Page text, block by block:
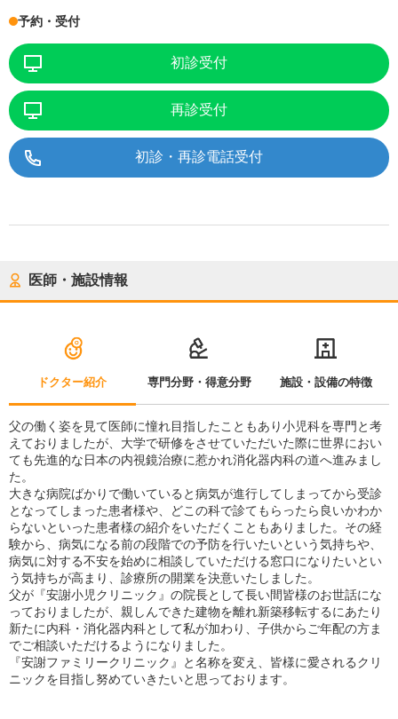
予約・受付
初診受付
再診受付
初診・再診電話受付
医師・施設情報
ドクター紹介 専門分野・得意分野 施設・設備の特徴
父の働く姿を見て医師に憧れ目指したこともあり小児科を専門と考
えておりましたが、大学で研修をさせていただいた際に世界におい
ても先進的な日本の内視鏡治療に惹かれ消化器内科の道へ進みまし
た。
大きな病院ばかりで働いていると病気が進行してしまってから受診
となってしまった患者様や、どこの科で診てもらったら良いかわか
らないといった患者様の紹介をいただくこともありました。その経
験から、病気になる前の段階での予防を行いたいという気持ちや、
病気に対する不安を始めに相談していただける窓口になりたいとい
う気持ちが高まり、診療所の開業を決意いたしました。
父が『安謝小児クリニック』の院長として長い間皆様のお世話にな
っておりましたが、親しんできた建物を離れ新築移転するにあたり
新たに内科・消化器内科として私が加わり、子供からご年配の方ま
でご相談いただけるようになりました。
『安謝ファミリークリニック』と名称を変え、皆様に愛されるクリ
ニックを目指し努めていきたいと思っております。